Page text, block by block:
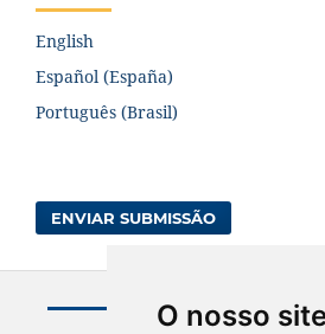
O nosso
English
Español (España)
Português (Brasil)
ENVIAR SUBMISSÃO